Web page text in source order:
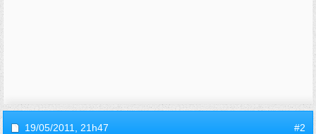
19/05/2011, 21h47 #2